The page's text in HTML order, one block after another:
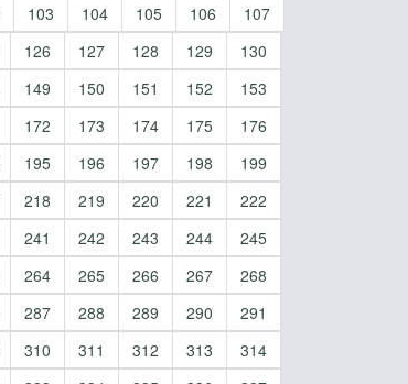
103 104 105 106
107
126 127 128 129
130
149 150 151 152
153
172 173 174 175
176
195 196 197 198
199
218 219 220 221
222
241 242 243 244
245
264 265 266 267
268
287 288 289 290
291
310 311 312 313
314